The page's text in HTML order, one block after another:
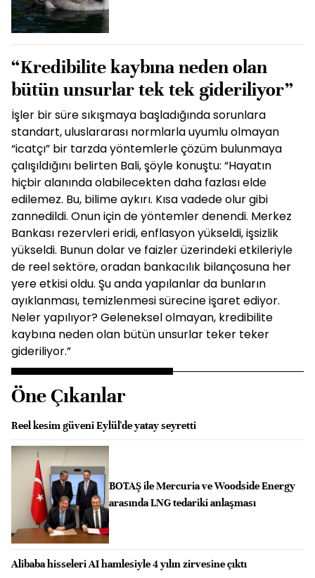
“Kredibilite kaybına neden olan
bütün unsurlar tek tek gideriliyor”
İşler bir süre sıkışmaya başladığında sorunlara
standart, uluslararası normlarla uyumlu olmayan
“icatçı” bir tarzda yöntemlerle çözüm bulunmaya
çalışıldığını belirten Bali, şöyle konuştu: “Hayatın
hiçbir alanında olabilecekten daha fazlası elde
edilemez. Bu, bilime aykırı. Kısa vadede olur gibi
zannedildi. Onun için de yöntemler denendi. Merkez
Bankası rezervleri eridi, enflasyon yükseldi, işsizlik
yükseldi. Bunun dolar ve faizler üzerindeki etkileriyle
de reel sektöre, oradan bankacılık bilançosuna her
yere etkisi oldu. Şu anda yapılanlar da bunların
ayıklanması, temizlenmesi sürecine işaret ediyor.
Neler yapılıyor? Geleneksel olmayan, kredibilite
kaybına neden olan bütün unsurlar teker teker
gideriliyor.”
Öne Çıkanlar
Reel kesim güveni Eylül'de yatay seyretti
BOTAŞ ile Mercuria ve Woodside Energy
arasında LNG tedariki anlaşması
Alibaba hisseleri AI hamlesiyle 4 yılın zirvesine çıktı